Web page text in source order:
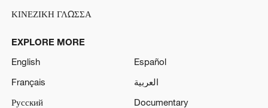
ΚΙΝΕΖΙΚΗ ΓΛΩΣΣΑ
EXPLORE MORE
English
Español
Français
العربية
Русский
Documentary